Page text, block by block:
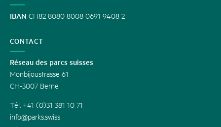
IBAN CH82 8080 8008 0691 9408 2
CONTACT
Réseau des parcs suisses
Monbijoustrasse 61
CH-3007 Berne
Tél. +41 (0)31 381 10 71
info@parks.swiss